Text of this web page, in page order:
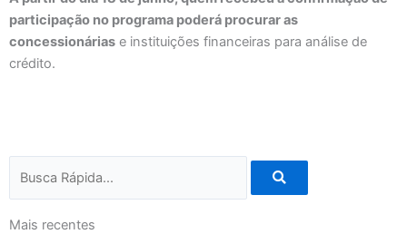
participação no programa poderá procurar as
concessionárias e instituições financeiras para análise de
crédito.
Mais recentes